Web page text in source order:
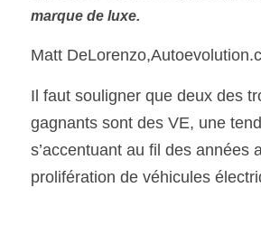
marque de luxe.
Matt
Il faut souligner que deux des
gagnants sont des VE, une
s’accentuant au fil des années
prolifération de véhicules